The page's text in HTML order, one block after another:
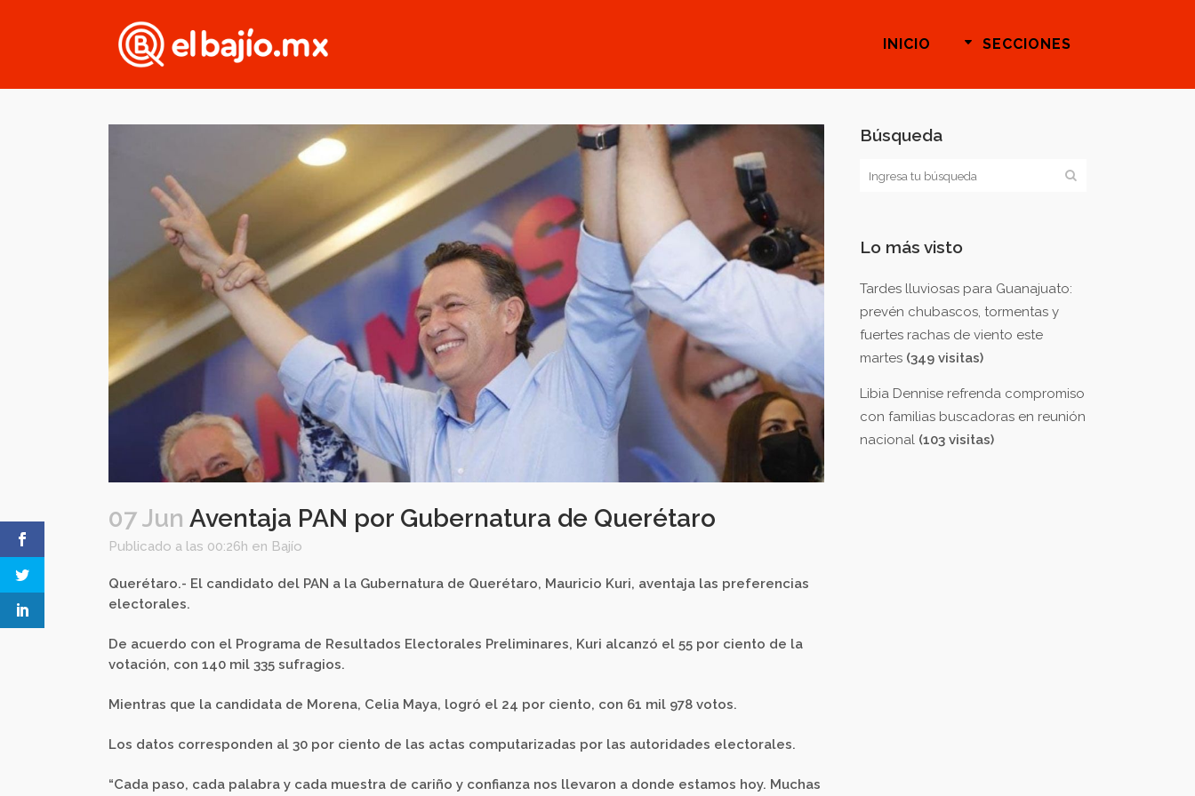
INICIO SECCIONES
07 Jun Aventaja PAN por Gubernatura de Querétaro
Publicado a las 00:26h en Bajío
Querétaro.- El candidato del PAN a la Gubernatura de Querétaro, Mauricio Kuri, aventaja las preferencias
electorales.
De acuerdo con el Programa de Resultados Electorales Preliminares, Kuri alcanzó el 55 por ciento de la
votación, con 140 mil 335 sufragios.
Mientras que la candidata de Morena, Celia Maya, logró el 24 por ciento, con 61 mil 978 votos.
Los datos corresponden al 30 por ciento de las actas computarizadas por las autoridades electorales.
“Cada paso, cada palabra y cada muestra de cariño y confianza nos llevaron a donde estamos hoy. Muchas
Búsqueda
Lo más visto
Tardes lluviosas para Guanajuato:
prevén chubascos, tormentas y
fuertes rachas de viento este
martes (349 visitas)
Libia Dennise refrenda compromiso
con familias buscadoras en reunión
nacional (103 visitas)